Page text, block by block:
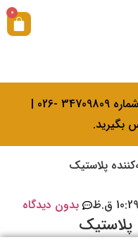
0
برای مشاوره و خرید می‌توانید با شماره 34709809 -026 |
پلاستیک
10:29 ق.ظ بدون دیدگاه